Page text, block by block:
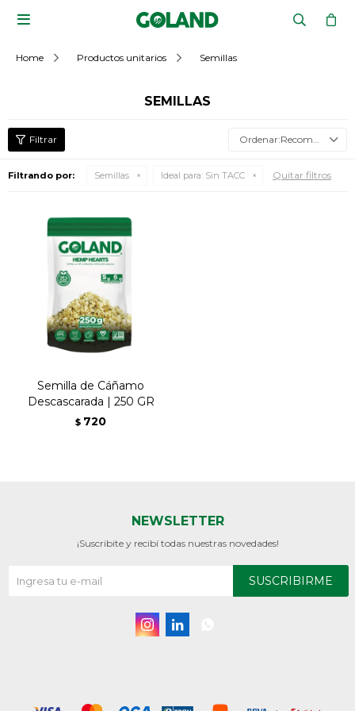

Home Productos unitarios Semillas
SEMILLAS
Recomendados
Filtrando por: Semillas Ideal para: Sin TACC Quitar filtros
Semilla de Cáñamo
Descascarada | 250 GR
$ 720
NEWSLETTER
¡Suscribite y recibí todas nuestras novedades!
SUSCRIBIRME
 